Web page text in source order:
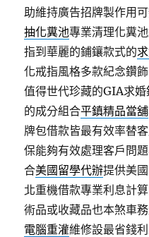
助維持廣告招牌製作用
抽化糞池專業清理化糞
指到華麗的鋪鑲款式的
化戒指風格多款紀念鑽
值得世代珍藏的GIA求
的成分組合平鎮精品當舖
牌包借款皆最有效率替
保能夠有效處理客戶問
合美國留學代辦提供美
北重機借款專業利息計
術品或收藏品也本煞車
電腦重灌維修設最省錢